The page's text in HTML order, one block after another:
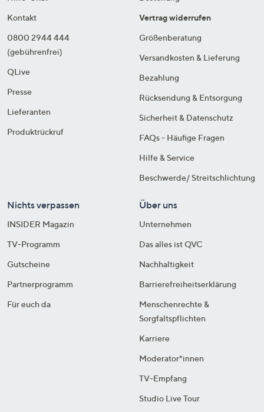
Kontakt
0800 2944 444
(gebührenfrei)
QLive
Presse
Lieferanten
Produktrückruf
Vertrag widerrufen
Größenberatung
Versandkosten & Lieferung
Bezahlung
Rücksendung & Entsorgung
Sicherheit & Datenschutz
FAQs - Häufige Fragen
Hilfe & Service
Beschwerde/ Streitschlichtung
Nichts verpassen
INSIDER Magazin
TV-Programm
Gutscheine
Partnerprogramm
Für euch da
Über uns
Unternehmen
Das alles ist QVC
Nachhaltigkeit
Barrierefreiheitserklärung
Menschenrechte &
Sorgfaltspflichten
Karriere
Moderator*innen
TV-Empfang
Studio Live Tour